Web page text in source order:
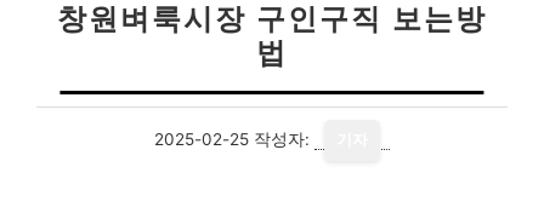
창원벼룩시장 구인구직 보는방
법
2025-02-25 작성자: